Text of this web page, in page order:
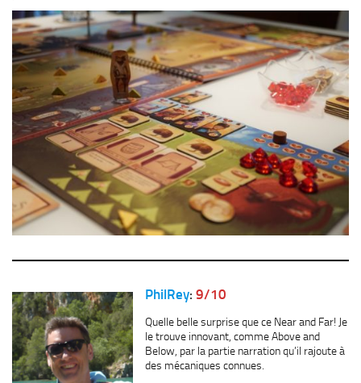
PhilRey: 9/10
Quelle belle surprise que ce Near and Far! Je
le trouve innovant, comme Above and
Below, par la partie narration qu’il rajoute à
des mécaniques connues.